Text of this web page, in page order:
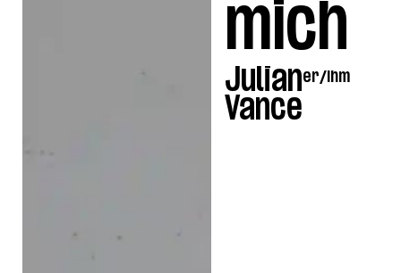
mich
Julian
Vance
er/ihm